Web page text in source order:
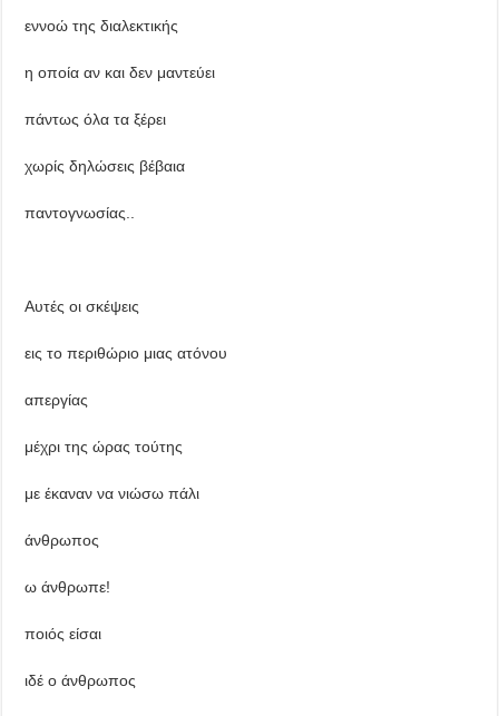
εννοώ της διαλεκτικής
η οποία αν και δεν μαντεύει
πάντως όλα τα ξέρει
χωρίς δηλώσεις βέβαια
παντογνωσίας..
Αυτές οι σκέψεις
εις το περιθώριο μιας ατόνου
απεργίας
μέχρι της ώρας τούτης
με έκαναν να νιώσω πάλι
άνθρωπος
ω άνθρωπε!
ποιός είσαι
ιδέ ο άνθρωπος